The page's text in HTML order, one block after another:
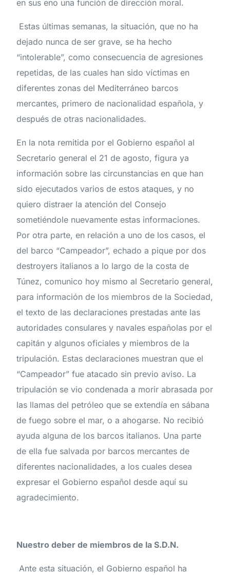
en sus eno una función de dirección moral.
Estas últimas semanas, la situación, que no ha
dejado nunca de ser grave, se ha hecho
“intolerable”, como consecuencia de agresiones
repetidas, de las cuales han sido víctimas en
diferentes zonas del Mediterráneo barcos
mercantes, primero de nacionalidad española, y
después de otras nacionalidades.
En la nota remitida por el Gobierno español al
Secretario general el 21 de agosto, figura ya
información sobre las circunstancias en que han
sido ejecutados varios de estos ataques, y no
quiero distraer la atención del Consejo
sometiéndole nuevamente estas informaciones.
Por otra parte, en relación a uno de los casos, el
del barco “Campeador”, echado a pique por dos
destroyers italianos a lo largo de la costa de
Túnez, comunico hoy mismo al Secretario general,
para información de los miembros de la Sociedad,
el texto de las declaraciones prestadas ante las
autoridades consulares y navales españolas por el
capitán y algunos oficiales y miembros de la
tripulación. Estas declaraciones muestran que el
“Campeador” fue atacado sin previo aviso. La
tripulación se vio condenada a morir abrasada por
las llamas del petróleo que se extendía en sábana
de fuego sobre el mar, o a ahogarse. No recibió
ayuda alguna de los barcos italianos. Una parte
de ella fue salvada por barcos mercantes de
diferentes nacionalidades, a los cuales desea
expresar el Gobierno español desde aquí su
agradecimiento.
Nuestro deber de miembros de la S.D.N.
Ante esta situación, el Gobierno español ha